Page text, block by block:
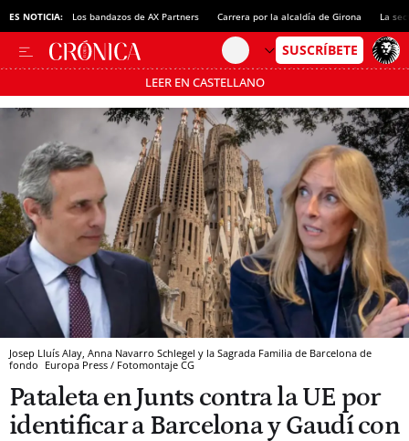
ES NOTICIA: Los bandazos de AX Partners Carrera por la alcaldía de Girona La
LEER EN CASTELLANO
Pásate al MODO AHORRO
Josep Lluís Alay, Anna Navarro Schlegel y la Sagrada Familia de Barcelona de
fondo Europa Press / Fotomontaje CG
Pataleta en Junts contra la UE por
identificar a Barcelona y Gaudí con